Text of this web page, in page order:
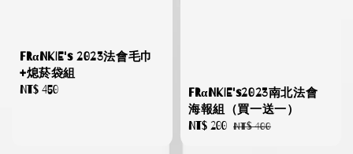
FRαNKIE's 2023法會毛巾
+熄菸袋組
Regular
NT$ 450
FRαNKIE's2023南北法會
海報組（買一送一）
Sale
NT$ 200 Regular
NT$ 400